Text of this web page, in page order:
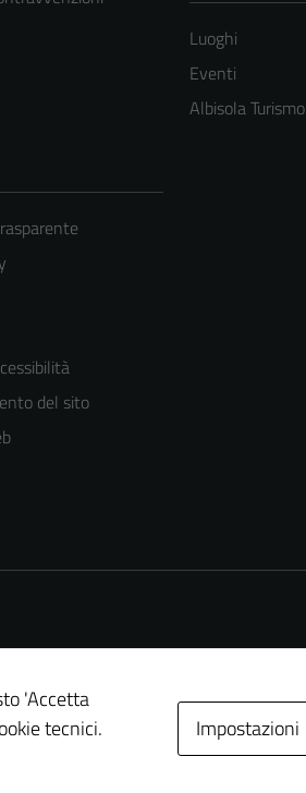
Luoghi
Eventi
Albisola Turismo
del sito
'Accetta
tecnici.
Impostazioni